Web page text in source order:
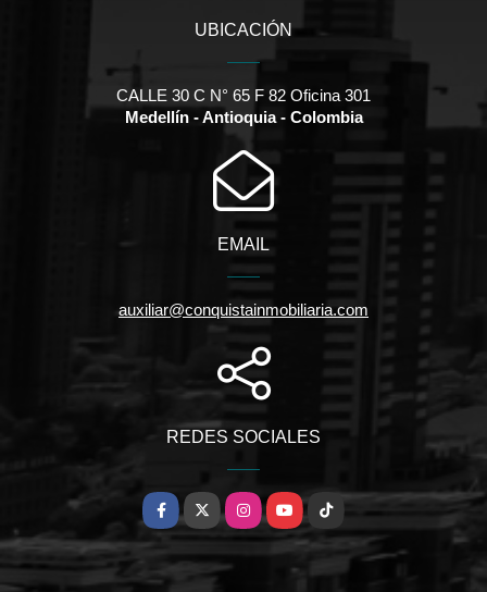
UBICACIÓN
CALLE 30 C N° 65 F 82 Oficina 301
Medellín - Antioquia - Colombia
EMAIL
auxiliar@conquistainmobiliaria.com
REDES SOCIALES
Facebook
X InstagramYouTubeTikTok